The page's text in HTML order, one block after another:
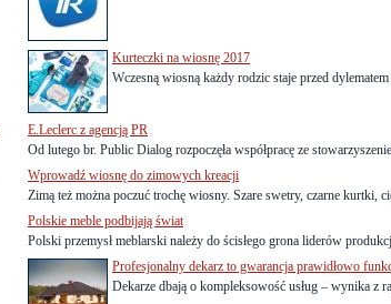
Kurteczki na wiosnę 2017
Wczesną wiosną każdy rodzic staje przed
E.Leclerc z agencją PR
Od lutego br. Public Dialog rozpoczęła współpracę ze
Wprowadź wiosnę do zimowych kreacji
Zimą też można poczuć trochę wiosny. Szare swetry, czarne kurtki,
Polskie meble podbijają świat
Polski przemysł meblarski należy do ścisłego grona liderów
Profesjonalny dekarz to gwarancja prawidłowo
Dekarze dbają o kompleksowość usług – wynika z